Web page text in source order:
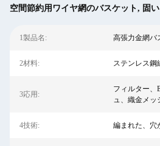
空間節約用ワイヤ網のバスケット, 固
1製品名: 高張力金網バ
2材料: ステンレス鋼
3応用:
フィルター、
ュ、織金メッ
4技術: 編まれた、穴